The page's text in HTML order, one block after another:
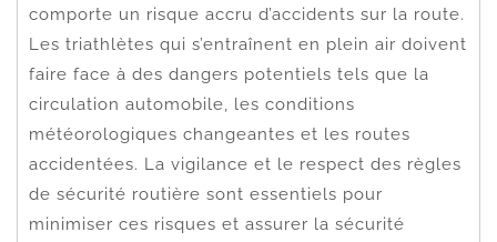
comporte un risque accru d’accidents sur la route.
Les triathlètes qui s’entraînent en plein air doivent
faire face à des dangers potentiels tels que la
circulation automobile, les conditions
météorologiques changeantes et les routes
accidentées. La vigilance et le respect des règles
de sécurité routière sont essentiels pour
minimiser ces risques et assurer la sécurité